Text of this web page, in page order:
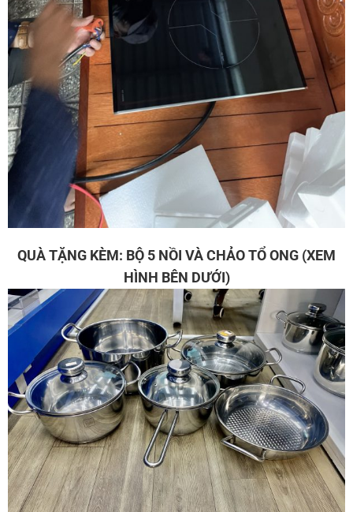
QUÀ TẶNG KÈM: BỘ 5 NỒI VÀ CHẢO TỔ ONG (XEM
HÌNH BÊN DƯỚI)